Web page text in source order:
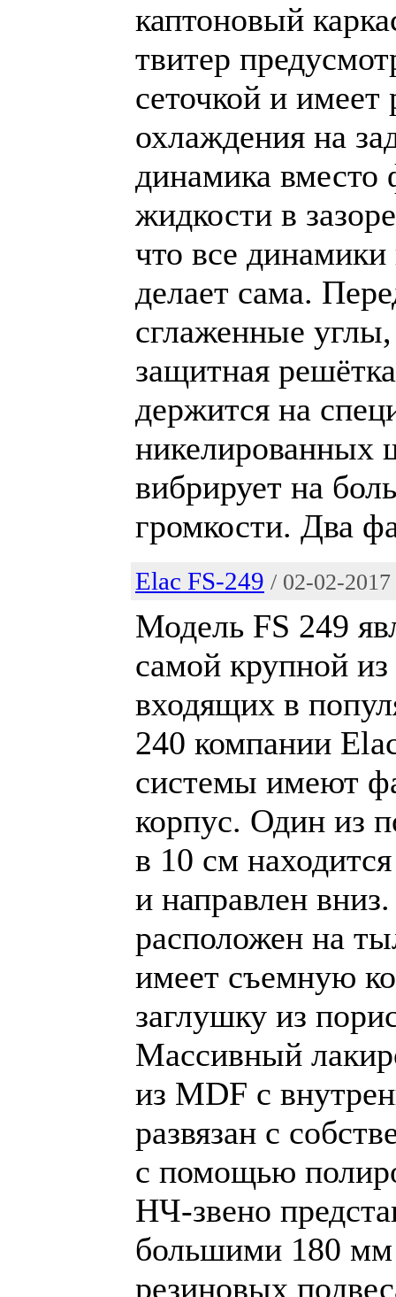
каптоновый
твитер
сеточкой и имеет
охлаждения на
динамика вместо
жидкости в
что все
делает сама.
сглаженные углы,
защитная
держится на
никелированных
вибрирует на
громкости. Два
Elac FS-249 / 02-02-
Модель FS 249
самой крупной
входящих в
240 компании
системы имеют
корпус. Один из
в 10 см
и направлен
расположен на
имеет съемную
заглушку из
Массивный
из MDF с
развязан с
с помощью
НЧ-звено
большими 180
резиновых